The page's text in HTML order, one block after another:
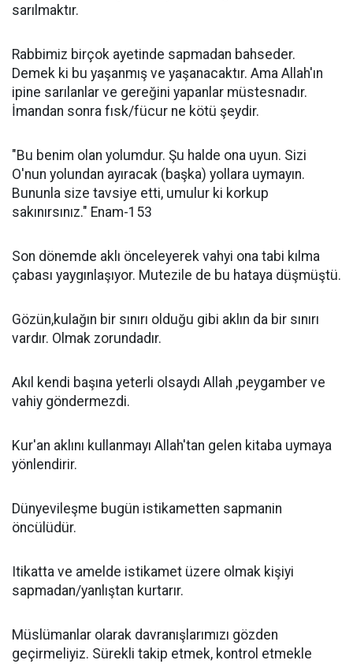
sarılmaktır.
Rabbimiz birçok ayetinde sapmadan bahseder.
Demek ki bu yaşanmış ve yaşanacaktır. Ama Allah'ın
ipine sarılanlar ve gereğini yapanlar müstesnadır.
İmandan sonra fısk/fücur ne kötü şeydir.
"Bu benim olan yolumdur. Şu halde ona uyun. Sizi
O'nun yolundan ayıracak (başka) yollara uymayın.
Bununla size tavsiye etti, umulur ki korkup
sakınırsınız." Enam-153
Son dönemde aklı önceleyerek vahyi ona tabi kılma
çabası yaygınlaşıyor. Mutezile de bu hataya düşmüştü.
Gözün,kulağın bir sınırı olduğu gibi aklın da bir sınırı
vardır. Olmak zorundadır.
Akıl kendi başına yeterli olsaydı Allah ,peygamber ve
vahiy göndermezdi.
Kur'an aklını kullanmayı Allah'tan gelen kitaba uymaya
yönlendirir.
Dünyevileşme bugün istikametten sapmanin
öncülüdür.
Itikatta ve amelde istikamet üzere olmak kişiyi
sapmadan/yanlıştan kurtarır.
Müslümanlar olarak davranışlarımızı gözden
geçirmeliyiz. Sürekli takip etmek, kontrol etmekle